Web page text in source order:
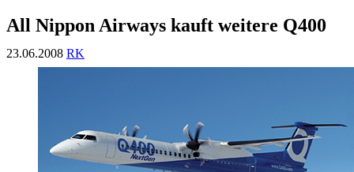
All Nippon Airways kauft weitere Q400
23.06.2008 RK